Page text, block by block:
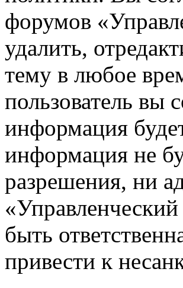
форумов
удалить,
тему в любое
пользователь вы
информация
информация не
разрешения, ни
быть
привести к